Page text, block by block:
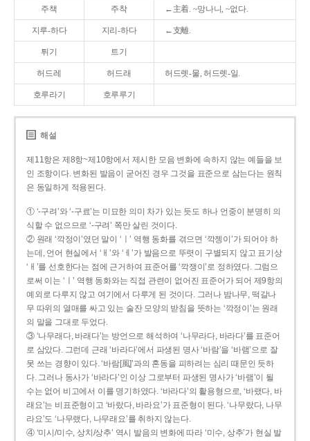
주책 주착 ←主着. ~망나니, ~없다.
지루-하다 지리-하다 ←支離.
튀기 트기
허드레 허드래 허드렛-물, 허드렛-일.
호루라기 호루루기
해설
제11항은 제8항~제10항에서 제시한 모음 변화에 속하지 않는 예들을 보
인 조항이다. 변화된 발음이 굳어진 경우 그것을 표준으로 삼는다는 원칙
은 동일하게 적용된다.
① ‘-구려’와 ‘-구료’는 미묘한 의미 차가 있는 듯도 하나 언중이 분명히 의
식할 수 없으므로 ‘-구려’ 쪽만 살린 것이다.
② 원래 ‘깍정이’였던 말이 ‘ㅣ’ 역행 동화를 겪으면 ‘깍젱이’가 되어야 하
는데, 언어 현실에서 ‘ㅐ’와 ‘ㅔ’가 발음으로 뚜렷이 구별되지 않고 표기상
‘ㅐ’를 선호한다는 점에 근거하여 표준어를 ‘깍쟁이’로 정하였다. 그럼으
로써 이는 ‘ㅣ’ 역행 동화와는 직접 관련이 없어진 표준어가 되어 제9항의
예외로 다루지 않고 여기에서 다루게 된 것이다. 그러나 밤나무, 떡갈나
무 따위의 열매를 싸고 있는 술잔 모양의 받침을 뜻하는 ‘깍정이’는 원래
의 말을 그대로 두었다.
③ ‘나무래다, 바래다’는 방언으로 해석하여 ‘나무라다, 바라다’를 표준어
로 삼았다. 그런데 근래 ‘바라다’에서 파생된 명사 ‘바람’을 ‘바램’으로 잘
못 쓰는 경향이 있다. ‘바람[風]’과의 혼동을 피하려는 심리 때문인 듯하
다. 그러나 동사가 ‘바라다’인 이상 그로부터 파생된 명사가 ‘바램’이 될
수는 없어 비고에서 이를 명기하였다. ‘바라다’의 활용형으로, ‘바랬다, 바
래요’는 비표준형이고 ‘바랐다, 바라요’가 표준형이 된다. ‘나무랐다, 나무
라요’도 ‘나무랬다, 나무래요’를 취하지 않는다.
④ ‘미시/미수, 상치/상추’ 역시 발음의 변화에 따라 ‘미수, 상추’가 현실 발